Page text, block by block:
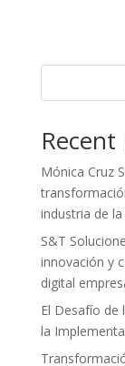
Recent
Mónica Cruz
industria de la
S&T
innovación y
digital
El Desafío de
la